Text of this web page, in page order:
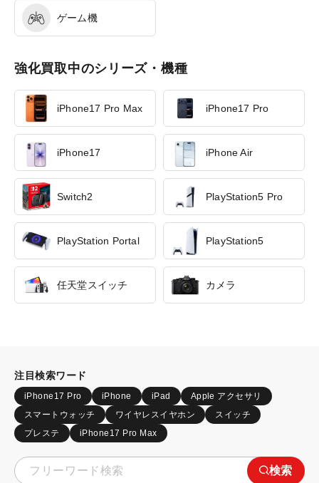
ゲーム機
強化買取中のシリーズ・機種
iPhone17 Pro Max iPhone17 Pro
iPhone17 iPhone Air
Switch2 PlayStation5 Pro
PlayStation Portal PlayStation5
任天堂スイッチ カメラ
注目検索ワード
iPhone17 Pro iPhone iPad
Apple アクセサリ
スマートウォッチ
ワイヤレスイヤホン
スイッチ
プレステ
iPhone17 Pro Max
検索